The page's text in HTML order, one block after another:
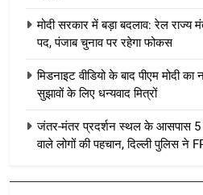
मोदी सरकार में बड़ा बदलाव: रेल राज्य
पद, पंजाब चुनाव पर रहेगा फोकस
मिडनाइट वीडियो के बाद पीएम मोदी
सुझावों के लिए धन्यवाद मित्रों
जंतर-मंतर प्रदर्शन स्थल के आसपास 5
वाले लोगों की पहचान, दिल्ली पुलिस ने